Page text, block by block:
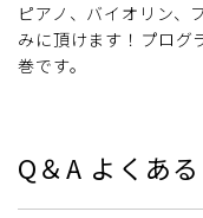
ピアノ、バイオリン、
みに頂けます！プログ
巻です。
Q＆A よくあ